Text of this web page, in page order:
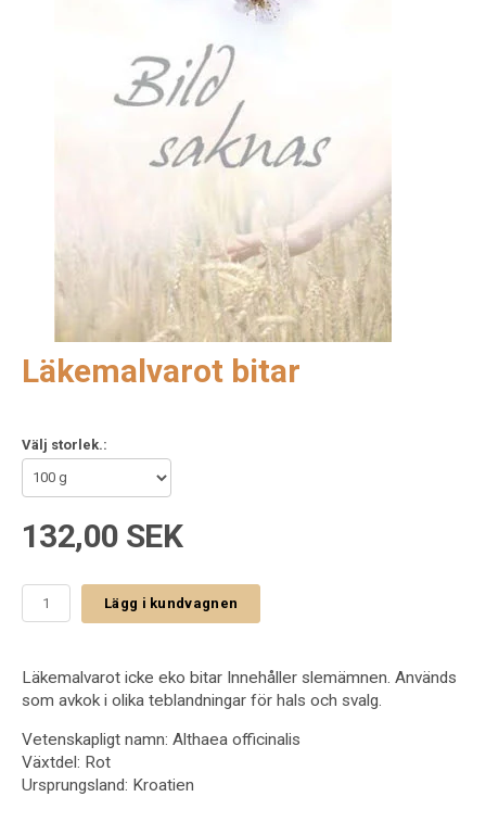
Läkemalvarot bitar
Välj storlek.:
132,00 SEK
Lägg i kundvagnen
Läkemalvarot icke eko bitar Innehåller slemämnen. Används
som avkok i olika teblandningar för hals och svalg.
Vetenskapligt namn: Althaea officinalis
Växtdel: Rot
Ursprungsland: Kroatien